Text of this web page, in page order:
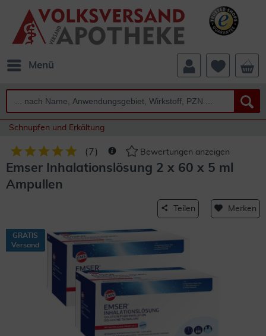
Menü
Schnupfen und Erkältung
( 7 ) Bewertungen anzeigen
Emser Inhalationslösung 2 x 60 x 5 ml
Ampullen
Teilen Merken
GRATIS
Versand